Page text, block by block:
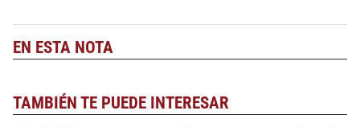
EN ESTA NOTA
TAMBIÉN TE PUEDE INTERESAR